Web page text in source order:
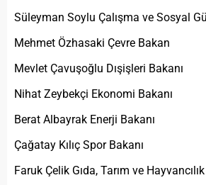
Süleyman Soylu Çalışma ve Sosyal
Mehmet Özhasaki Çevre Bakan
Mevlet Çavuşoğlu Dışişleri Bakanı
Nihat Zeybekçi Ekonomi Bakanı
Berat Albayrak Enerji Bakanı
Çağatay Kılıç Spor Bakanı
Faruk Çelik Gıda, Tarım ve